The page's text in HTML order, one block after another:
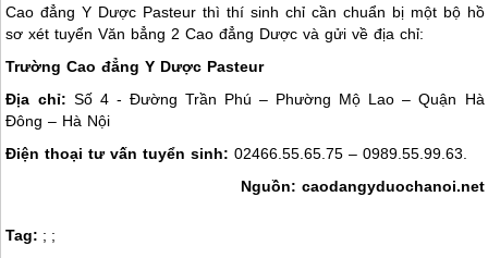
Cao đẳng Y Dược Pasteur thì thí sinh chỉ cần chuẩn bị một bộ hồ
sơ xét tuyển Văn bẳng 2 Cao đẳng Dược và gửi về địa chỉ:
Trường Cao đẳng Y Dược Pasteur
Địa chỉ: Số 4 - Đường Trần Phú – Phường Mộ Lao – Quận Hà
Đông – Hà Nội
Điện thoại tư vấn tuyển sinh: 02466.55.65.75 – 0989.55.99.63.
Nguồn: caodangyduochanoi.net
Tag: ; ;